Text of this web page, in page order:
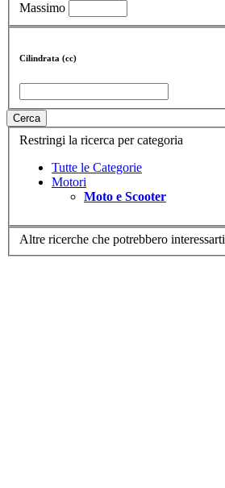
Massimo
Cilindrata (cc)
Cerca
Restringi la ricerca per categoria
Tutte le Categorie
Motori
Moto e Scooter
Altre ricerche che potrebbero interessarti